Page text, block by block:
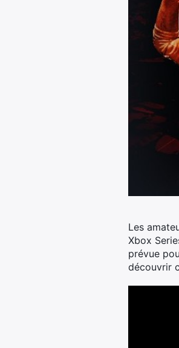
Les
Xbox
prévue
découvrir